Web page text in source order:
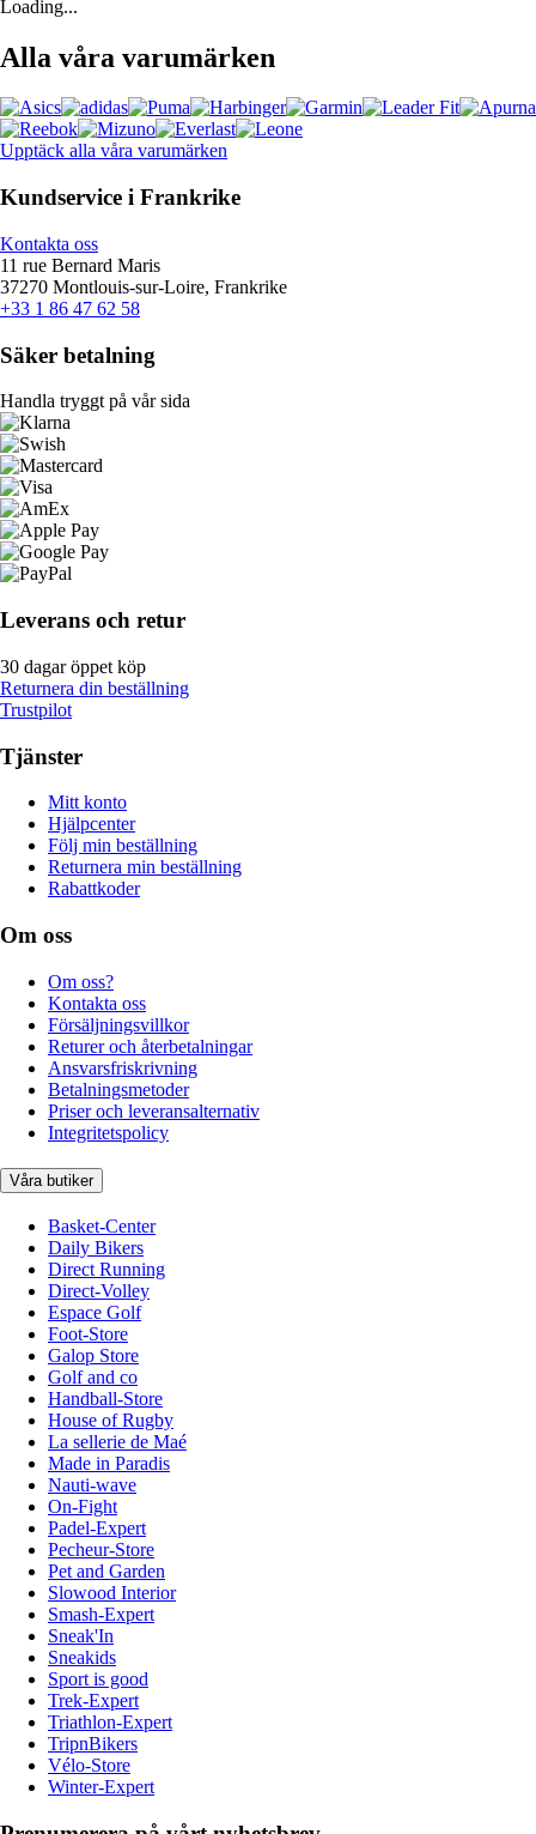
Loading...
Alla våra varumärken
Upptäck alla våra varumärken
Kundservice i Frankrike
Kontakta oss
11 rue Bernard Maris
37270 Montlouis-sur-Loire, Frankrike
+33 1 86 47 62 58
Säker betalning
Handla tryggt på vår sida
Leverans och retur
30 dagar öppet köp
Returnera din beställning
Trustpilot
Tjänster
Mitt konto
Hjälpcenter
Följ min beställning
Returnera min beställning
Rabattkoder
Om oss
Om oss?
Kontakta oss
Försäljningsvillkor
Returer och återbetalningar
Ansvarsfriskrivning
Betalningsmetoder
Priser och leveransalternativ
Integritetspolicy
Våra butiker
Basket-Center
Daily Bikers
Direct Running
Direct-Volley
Espace Golf
Foot-Store
Galop Store
Golf and co
Handball-Store
House of Rugby
La sellerie de Maé
Made in Paradis
Nauti-wave
On-Fight
Padel-Expert
Pecheur-Store
Pet and Garden
Slowood Interior
Smash-Expert
Sneak'In
Sneakids
Sport is good
Trek-Expert
Triathlon-Expert
TripnBikers
Vélo-Store
Winter-Expert